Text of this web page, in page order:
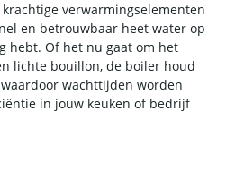
verwarmingselementen
en betrouwbaar heet water op
hebt. Of het nu gaat om het
lichte bouillon, de boiler houd
wachttijden worden
in jouw keuken of bedrijf